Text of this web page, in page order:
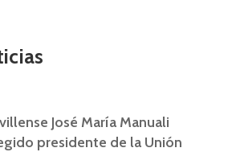
José María Manuali
presidente de la Unión